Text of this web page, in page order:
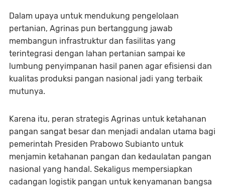
Dalam upaya untuk mendukung pengelolaan
pertanian, Agrinas pun bertanggung jawab
membangun infrastruktur dan fasilitas yang
terintegrasi dengan lahan pertanian sampai ke
lumbung penyimpanan hasil panen agar efisiensi dan
kualitas produksi pangan nasional jadi yang terbaik
mutunya.
Karena itu, peran strategis Agrinas untuk ketahanan
pangan sangat besar dan menjadi andalan utama bagi
pemerintah Presiden Prabowo Subianto untuk
menjamin ketahanan pangan dan kedaulatan pangan
nasional yang handal. Sekaligus mempersiapkan
cadangan logistik pangan untuk kenyamanan bangsa